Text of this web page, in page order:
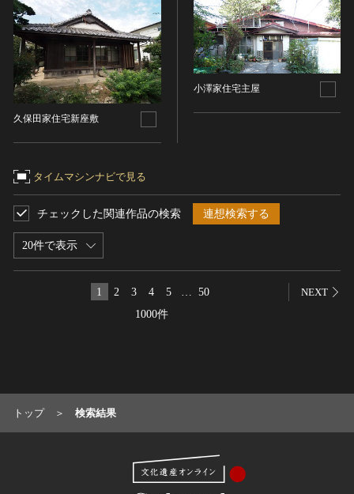
久保田家住宅新座敷
小澤家住宅主屋
タイムマシンナビで見る
20件で表示
チェックした関連作品の検索 連想検索する
1000件
1 2 3 4 5 50 NEXT
漆芸
染織
陶芸
その他
生活文化
生活文化（食文化を除く）
その他
民俗
有形民俗文化財
無形民俗文化財
史跡
社寺跡又は旧境内
名勝
庭園
トップ 検索結果